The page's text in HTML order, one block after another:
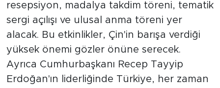
resepsiyon, madalya takdim töreni, tematik
sergi açılışı ve ulusal anma töreni yer
alacak. Bu etkinlikler, Çin'in barışa verdiği
yüksek önemi gözler önüne serecek.
Ayrıca Cumhurbaşkanı Recep Tayyip
Erdoğan'ın liderliğinde Türkiye, her zaman